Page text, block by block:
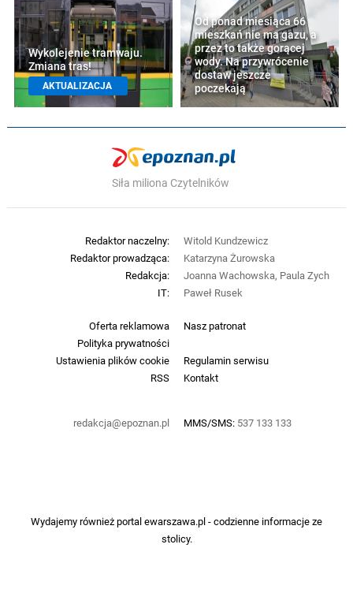
Wykolejenie tramwaju.
Zmiana tras!
AKTUALIZACJA
Od ponad miesiąca 66
mieszkań nie ma gazu, a
przez to także gorącej
wody. Na przywrócenie
dostaw jeszcze
poczekają
Siła miliona Czytelników
Oferta reklamowa
Nasz patronat
Polityka prywatności
Ustawienia plików cookie
Regulamin serwisu
RSS
Kontakt
redakcja@epoznan.pl MMS/SMS: 537 133 133
Redaktor naczelny:
Witold Kundzewicz
Redaktor prowadząca:
Katarzyna Żurowska
Redakcja:
Joanna Wachowska, Paula Zych
IT:
Paweł Rusek
Wydajemy również portalewarszawa.pl- codzienne informacje ze
stolicy.